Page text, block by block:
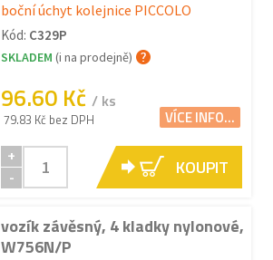
boční úchyt kolejnice PICCOLO
Kód: C329P
SKLADEM (i na prodejně)
96.60 Kč / ks
79.83 Kč bez DPH VÍCE INFO...
+
-
KOUPIT
vozík závěsný, 4 kladky nylonové,
W756N/P